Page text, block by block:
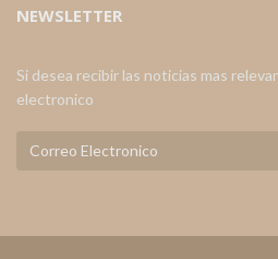
NEWSLETTER
Si desea recibir las noticias mas
electronico